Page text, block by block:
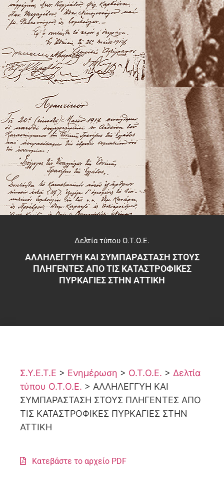
Δελτία τύπου Ο.Τ.Ο.Ε.
ΑΛΛΗΛΕΓΓΥΗ ΚΑΙ ΣΥΜΠΑΡΑΣΤΑΣΗ ΣΤΟΥΣ
ΠΛΗΓΕΝΤΕΣ ΑΠΟ ΤΙΣ ΚΑΤΑΣΤΡΟΦΙΚΕΣ
ΠΥΡΚΑΓΙΕΣ ΣΤΗΝ ΑΤΤΙΚΗ
Σ.Υ.Ε.Τ.Ε > Ενημέρωση > Ο.Τ.Ο.Ε. > Δελτία
τύπου Ο.Τ.Ο.Ε. > ΑΛΛΗΛΕΓΓΥΗ ΚΑΙ
ΣΥΜΠΑΡΑΣΤΑΣΗ ΣΤΟΥΣ ΠΛΗΓΕΝΤΕΣ ΑΠΟ
ΤΙΣ ΚΑΤΑΣΤΡΟΦΙΚΕΣ ΠΥΡΚΑΓΙΕΣ ΣΤΗΝ
ΑΤΤΙΚΗ
Κατεβάστε το αρχείο PDF